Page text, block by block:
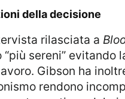
della decisione
rilasciata a
“più sereni”
Gibson ha
rendono